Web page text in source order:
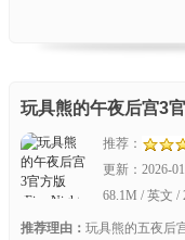
玩具熊的午夜后宫3
Nights at Freddys3)
推荐：
更新： 2026-
68.1M / 英文 /
推荐理由： 玩具熊的五夜后